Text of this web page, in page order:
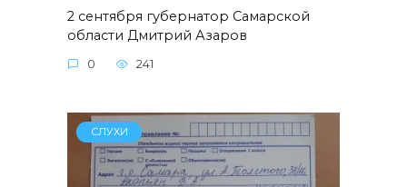
2 сентября губернатор Самарской
области Дмитрий Азаров
0 241
СЛУХИ